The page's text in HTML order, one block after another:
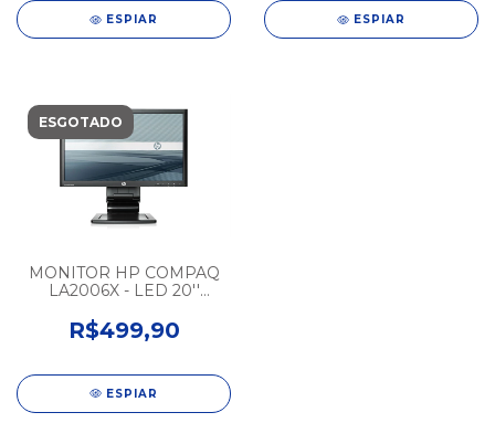
ESPIAR ESPIAR
ESGOTADO
MONITOR HP COMPAQ
LA2006X - LED 20''
SEMINOVO
R$499,90
ESPIAR